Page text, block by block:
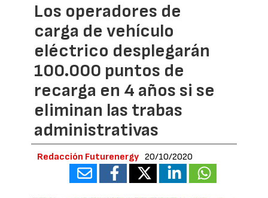
Los operadores de
carga de vehículo
eléctrico desplegarán
100.000 puntos de
recarga en 4 años si se
eliminan las trabas
administrativas
Redacción Futurenergy 20/10/2020